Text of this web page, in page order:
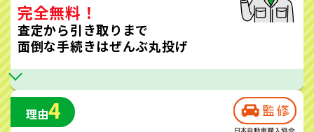
完全無料！
査定から引き取りまで
面倒な手続きはぜんぶ丸投げ
理由4